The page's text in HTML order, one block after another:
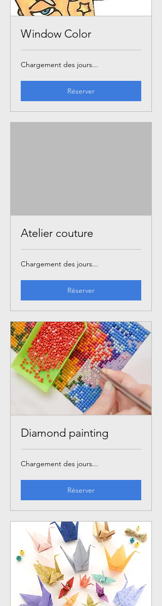
Window Color
Chargement des jours...
Réserver
Atelier couture
Chargement des jours...
Réserver
Diamond painting
Chargement des jours...
Réserver